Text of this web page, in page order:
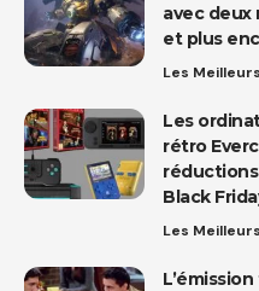
avec deux
et plus
Les
Les
rétro
réductions
Black
Les